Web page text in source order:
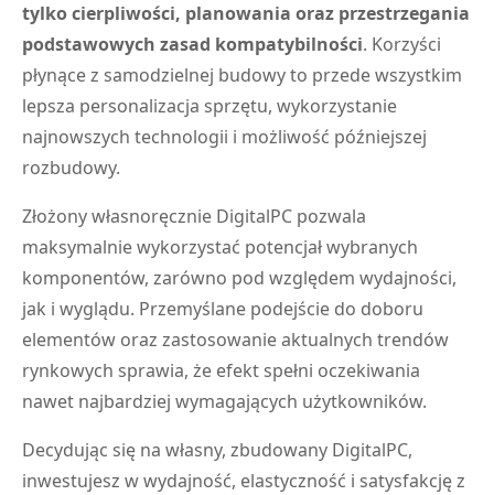
tylko cierpliwości, planowania oraz przestrzegania
podstawowych zasad kompatybilności. Korzyści
płynące z samodzielnej budowy to przede wszystkim
lepsza personalizacja sprzętu, wykorzystanie
najnowszych technologii i możliwość późniejszej
rozbudowy.
Złożony własnoręcznie DigitalPC pozwala
maksymalnie wykorzystać potencjał wybranych
komponentów, zarówno pod względem wydajności,
jak i wyglądu. Przemyślane podejście do doboru
elementów oraz zastosowanie aktualnych trendów
rynkowych sprawia, że efekt spełni oczekiwania
nawet najbardziej wymagających użytkowników.
Decydując się na własny, zbudowany DigitalPC,
inwestujesz w wydajność, elastyczność i satysfakcję z